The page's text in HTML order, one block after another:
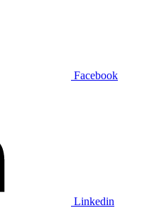
Facebook
Linkedin